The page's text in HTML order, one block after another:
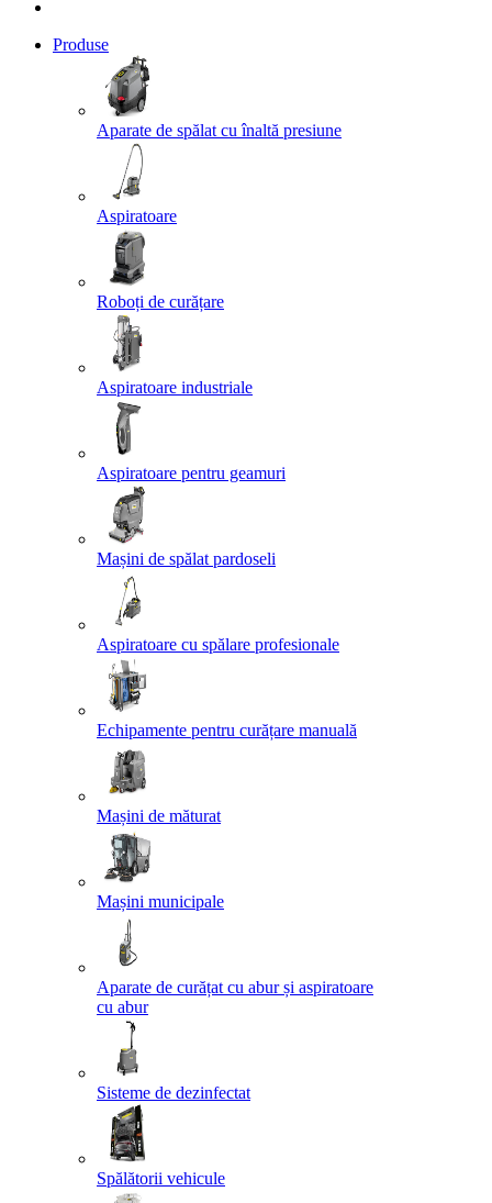
Produse
Aparate de spălat cu înaltă presiune
Aspiratoare
Roboți de curățare
Aspiratoare industriale
Aspiratoare pentru geamuri
Mașini de spălat pardoseli
Aspiratoare cu spălare profesionale
Echipamente pentru curățare manuală
Mașini de măturat
Mașini municipale
Aparate de curățat cu abur și aspiratoare
cu abur
Sisteme de dezinfectat
Spălătorii vehicule